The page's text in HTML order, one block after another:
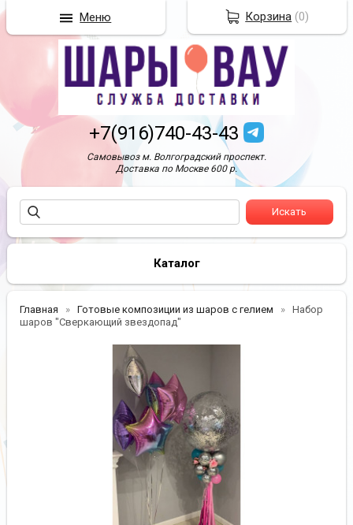
+7(916)740-43-43
Самовывоз м. Волгоградский проспект.
Доставка по Москве 600 р.
Каталог
Главная Готовые композиции из шаров с гелием
Набор
шаров "Сверкающий звездопад"
Корзина (0)
Меню